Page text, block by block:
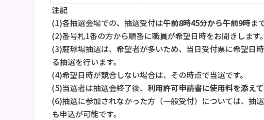
注記
(1)各抽選会場での、抽選受付は午前8時45分から午前9時ま
(2)番号札1番の方から順番に職員が希望日時をお聞きしま
(3)庭球場抽選は、希望者が多いため、当日受付票に希望日
る抽選を行います。
(4)希望日時が競合しない場合は、その時点で当選です。
(5)当選者は抽選会終了後、利用許可申請書に使用料を添え
(6)抽選に参加されなかった方（一般受付）については、抽
も申込が可能です。